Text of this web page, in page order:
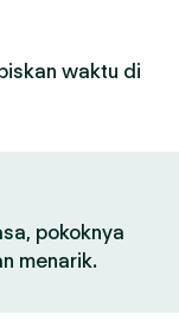
waktu di
pokoknya
menarik.